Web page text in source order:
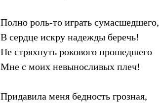
Полно роль-то играть сумасшедшего,
В сердце искру надежды беречь!
Не стряхнуть рокового прошедшего
Мне с моих невыносливых плеч!
Придавила меня бедность грозная,